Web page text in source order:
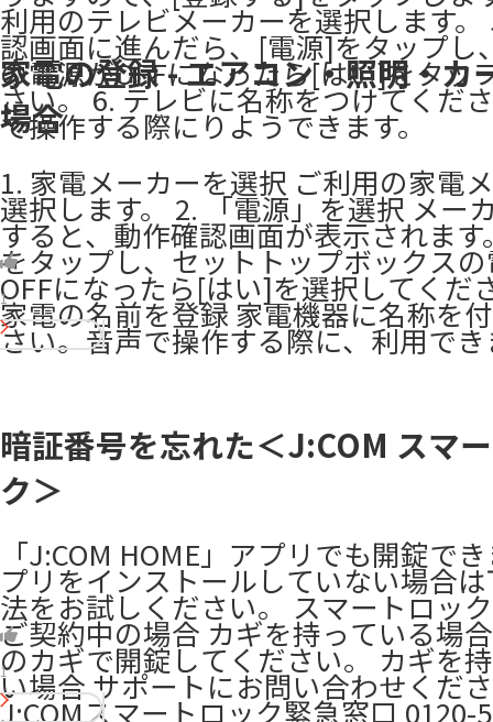
利用のテレビメーカーを選択します。
認画面に進んだら、[電源]をタップし
の電源がOFFになったら[はい]をタッ
さい。 6. テレビに名称をつけてくだ
で操作する際にりようできます。
家電の登録 - エアコン・照明・カ
場合
1. 家電メーカーを選択 ご利用の家電
選択します。 2. 「電源」を選択 メー
すると、動作確認画面が表示されま
をタップし、セットトップボックス
OFFになったら[はい]を選択してくだ
家電の名前を登録 家電機器に名称を
さい。音声で操作する際に、利用でき
1
暗証番号を忘れた＜J:COM スマ
ク＞
「J:COM HOME」アプリでも開錠で
プリをインストールしていない場合
法をお試しください。 スマートロッ
ご契約中の場合 カギを持っている場
のカギで開錠してください。 カギを
い場合 サポートにお問い合わせくだ
J:COMスマートロック緊急窓口 0120-
1